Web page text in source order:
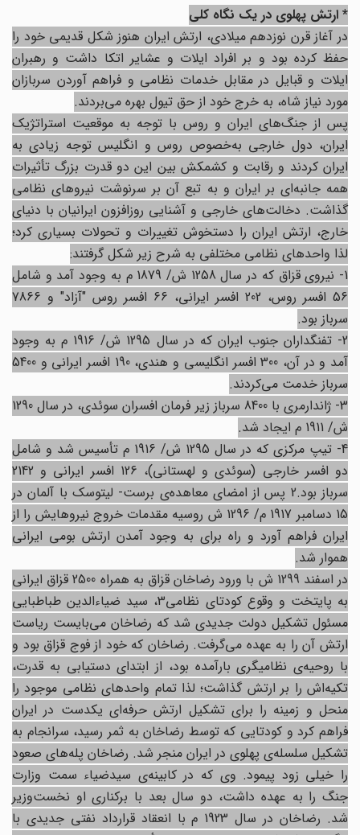
* ارتش پهلوی در یک نگاه کلی
در آغاز قرن نوزدهم میلادی، ارتش ایران هنوز شکل قدیمی خود را
حفظ کرده بود و بر افراد ایلات و عشایر اتکا داشت و رهبران
ایلات و قبایل در مقابل خدمات نظامی و فراهم آوردن سربازان
مورد نیاز شاه، به خرج خود از حق تیول بهره می‌بردند.
پس از جنگ‌های ایران و روس با توجه به موقعیت استراتژیک
ایران، دول خارجی به‌خصوص روس و انگلیس توجه زیادی به
ایران کردند و رقابت و کشمکش بین این دو قدرت بزرگ تأثیرات
همه جانبه‌ای بر ایران و به تبع آن بر سرنوشت نیروهای نظامی
گذاشت. دخالت‌های خارجی و آشنایی روزافزون ایرانیان با دنیای
خارج، ارتش ایران را دستخوش تغییرات و تحولات بسیاری کرد؛
لذا واحدهای نظامی مختلفی به شرح زیر شکل گرفتند:
1- نیروی قزاق‌ که در سال 1258 ش/ 1879 م به وجود آمد و شامل
56 افسر روس، 202 افسر ایرانی، 66 افسر روس "آزاد" و 7866
سرباز بود.
2- تفنگداران جنوب ایران که در سال 1295 ش/ 1916 م به وجود
آمد و در آن، 300 افسر انگلیسی و هندی، 190 افسر ایرانی و 5400
سرباز خدمت می‌کردند.
3- ژاندارمری با 8400 سرباز زیر فرمان افسران سوئدی، در سال 1290
ش/ 1911 م ایجاد شد.
4- تیپ مرکزی که در سال 1295 ش/ 1916 م تأسیس شد و شامل
دو افسر خارجی (سوئدی و لهستانی)، 126 افسر ایرانی و 2142
سرباز بود.2 پس از امضای معاهده‌ی برست- لیتوسک با آلمان در
15 دسامبر 1917 م/ 1296 ش روسیه مقدمات خروج نیروهایش را از
ایران فراهم آورد و راه برای به وجود آمدن ارتش بومی ایرانی
هموار شد.
در اسفند 1299 ش با ورود رضاخان قزاق به همراه 2500 قزاق ایرانی
به پایتخت و وقوع کودتای نظامی3، سید ضیاءالدین طباطبایی
مسئول تشکیل دولت جدیدی شد که رضاخان می‌بایست ریاست
ارتش آن را به عهده می‌گرفت. رضاخان که خود از فوج قزاق بود و
با روحیه‌ی نظامیگری بارآمده بود، از ابتدای دستیابی به قدرت،
تکیه‌اش را بر ارتش گذاشت؛ لذا تمام واحدهای نظامی موجود را
منحل و زمینه را برای تشکیل ارتش حرفه‌ای یکدست در ایران
فراهم کرد و کودتایی که توسط رضاخان به ثمر رسید، سرانجام به
تشکیل سلسله‌ی پهلوی در ایران منجر شد. رضاخان پله‌های صعود
را خیلی زود پیمود. وی که در کابینه‌ی سیدضیاء سمت وزارت
جنگ را به عهده داشت، دو سال بعد با برکناری او نخست‌وزیر
شد. رضاخان در سال 1923 م با انعقاد قرارداد نفتی جدیدی با